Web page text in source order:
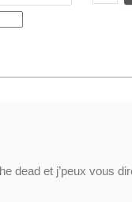
dead et j’peux vous